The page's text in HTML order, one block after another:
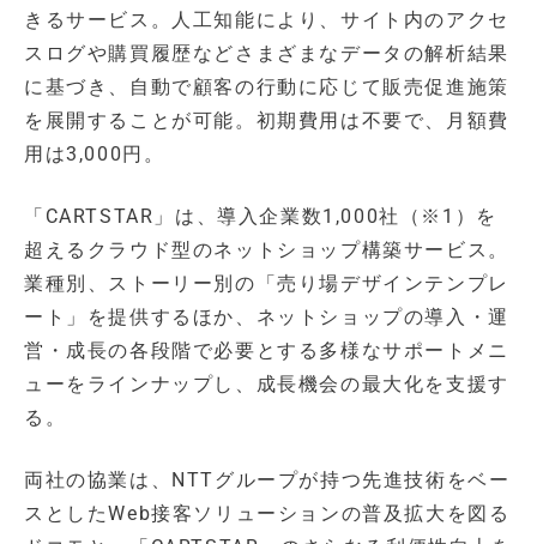
きるサービス。人工知能により、サイト内のアクセ
スログや購買履歴などさまざまなデータの解析結果
に基づき、自動で顧客の行動に応じて販売促進施策
を展開することが可能。初期費用は不要で、月額費
用は3,000円。
「CARTSTAR」は、導入企業数1,000社（※1）を
超えるクラウド型のネットショップ構築サービス。
業種別、ストーリー別の「売り場デザインテンプレ
ート」を提供するほか、ネットショップの導入・運
営・成長の各段階で必要とする多様なサポートメニ
ューをラインナップし、成長機会の最大化を支援す
る。
両社の協業は、NTTグループが持つ先進技術をベー
スとしたWeb接客ソリューションの普及拡大を図る